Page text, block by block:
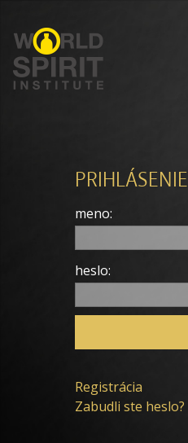
PRIHLÁSENIE
meno:
heslo:
Registrácia
Zabudli ste heslo?